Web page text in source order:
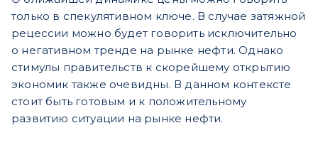
только в спекулятивном ключе. В случае затяжной
рецессии можно будет говорить исключительно
о негативном тренде на рынке нефти. Однако
стимулы правительств к скорейшему открытию
экономик также очевидны. В данном контексте
стоит быть готовым и к положительному
развитию ситуации на рынке нефти.